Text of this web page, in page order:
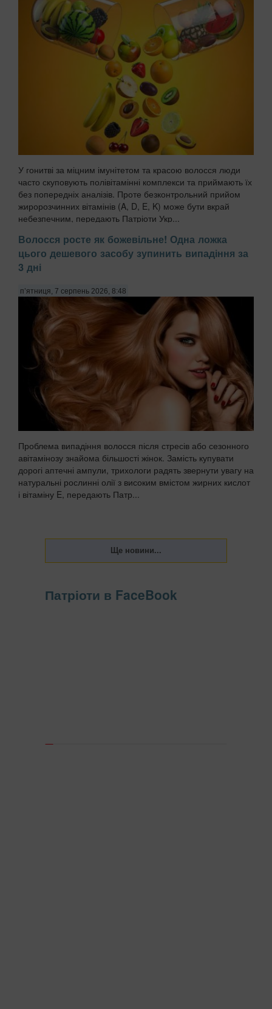
У гонитві за міцним імунітетом та красою волосся люди
часто скуповують полівітамінні комплекси та приймають їх
без попередніх аналізів. Проте безконтрольний прийом
жиророзчинних вітамінів (A, D, E, K) може бути вкрай
небезпечним, передають Патріоти Укр...
Волосся росте як божевільне! Одна ложка
цього дешевого засобу зупинить випадіння за
3 дні
п’ятниця, 7 серпень 2026, 8:48
Проблема випадіння волосся після стресів або сезонного
авітамінозу знайома більшості жінок. Замість купувати
дорогі аптечні ампули, трихологи радять звернути увагу на
натуральні рослинні олії з високим вмістом жирних кислот
і вітаміну E, передають Патр...
Патріоти в FaceBook